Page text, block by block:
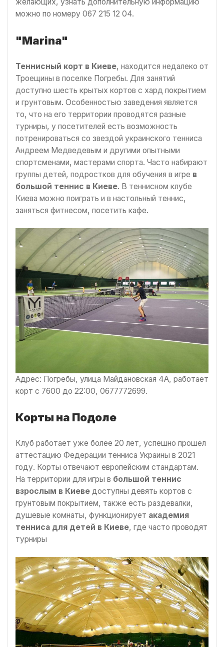
желающих, узнать дополнительную информацию
можно по номеру 067 215 12 04.
"Marina"
Теннисный корт в Киеве, находится недалеко от
Троещины в поселке Погребы. Для занятий
доступно шесть крытых кортов с хард покрытием
и грунтовым. Особенностью заведения является
то, что на его территории проводятся разные
турниры, у посетителей есть возможность
потренироваться со звездой украинского тенниса
Андреем Медведевым и другими опытными
спортсменами, мастерами спорта. Часто набирают
группы детей, подростков для обучения в игре в
большой теннис в Киеве. В теннисном клубе
Киева можно поиграть и в настольный теннис,
заняться фитнесом, посетить кафе.
Адрес: Погребы, улица Майдановская 4А, работает
корт с 7600 до 22:00, 0677772699.
Корты на Подоле
Клуб работает уже более 20 лет, успешно прошел
аттестацию Федерации тенниса Украины в 2021
году. Корты отвечают европейским стандартам.
На территории для игры в большой теннис
взрослым в Киеве доступны девять кортов с
грунтовым покрытием, также есть раздевалки,
душевые комнаты, функционирует академия
тенниса для детей в Киеве, где часто проводят
турниры